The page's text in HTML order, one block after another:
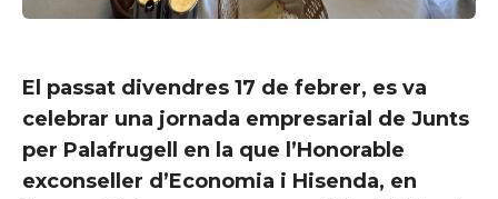
El passat divendres 17 de febrer, es va
celebrar una jornada empresarial de Junts
per Palafrugell en la que l’Honorable
exconseller d’Economia i Hisenda, en